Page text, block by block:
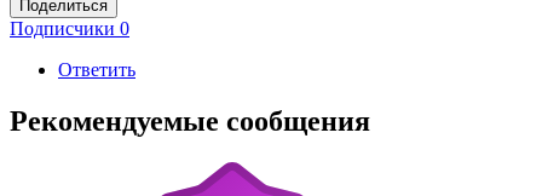
Поделиться
Подписчики 0
Ответить
Рекомендуемые сообщения